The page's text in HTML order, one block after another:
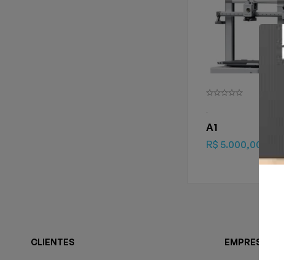
.
A1
R$ 5.000,00
CLIENTES EMPRESA